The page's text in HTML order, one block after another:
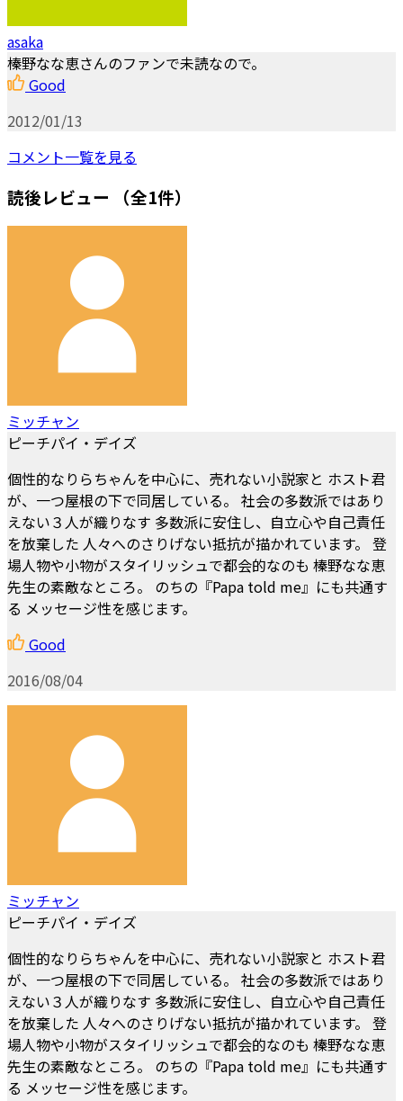
asaka
榛野なな恵さんのファンで未読なので。
Good
2012/01/13
コメント一覧を見る
読後レビュー （全1件）
ミッチャン
ピーチパイ・デイズ
個性的なりらちゃんを中心に、売れない小説家と ホスト君
が、一つ屋根の下で同居している。 社会の多数派ではあり
えない３人が織りなす 多数派に安住し、自立心や自己責任
を放棄した 人々へのさりげない抵抗が描かれています。 登
場人物や小物がスタイリッシュで都会的なのも 榛野なな恵
先生の素敵なところ。 のちの『Papa told me』にも共通す
る メッセージ性を感じます。
Good
2016/08/04
ミッチャン
ピーチパイ・デイズ
個性的なりらちゃんを中心に、売れない小説家と ホスト君
が、一つ屋根の下で同居している。 社会の多数派ではあり
えない３人が織りなす 多数派に安住し、自立心や自己責任
を放棄した 人々へのさりげない抵抗が描かれています。 登
場人物や小物がスタイリッシュで都会的なのも 榛野なな恵
先生の素敵なところ。 のちの『Papa told me』にも共通す
る メッセージ性を感じます。